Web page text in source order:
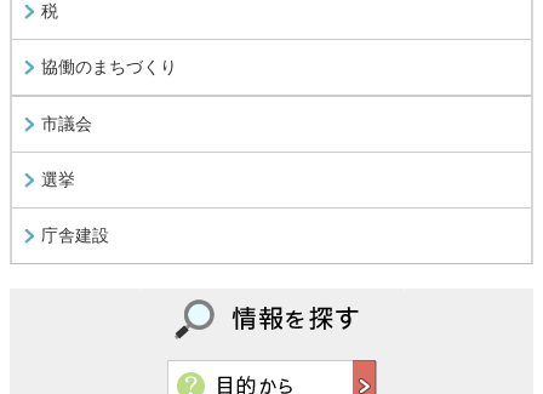
税
協働のまちづくり
市議会
選挙
庁舎建設